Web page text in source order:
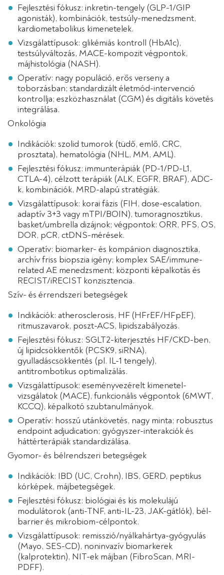
Fejlesztési fókusz: inkretin-tengely (GLP-1/GIP
agonisták), kombinációk, testsúly-menedzsment,
kardiometabolikus kimenetelek.
Vizsgálattípusok: glikémiás kontroll (HbA1c),
testsúlyváltozás, MACE-kompozit végpontok,
májhistológia (NASH).
Operatív: nagy populáció, erős verseny a
toborzásban; standardizált életmód-intervenció
kontrollja; eszközhasználat (CGM) és digitális követés
integrálása.
Onkológia
Indikációk: szolid tumorok (tüdő, emlő, CRC,
prosztata), hematológia (NHL, MM, AML).
Fejlesztési fókusz: immunterápiák (PD-1/PD-L1,
CTLA-4), célzott terápiák (ALK, EGFR, BRAF), ADC-
k, kombinációk, MRD-alapú stratégiák.
Vizsgálattípusok: korai fázis (FIH, dose-escalation,
adaptív 3+3 vagy mTPI/BOIN), tumoragnosztikus,
basket/umbrella dizájnok; végpontok: ORR, PFS, OS,
DOR, pCR, ctDNS-mérések.
Operatív: biomarker- és kompánion diagnosztika,
archív friss biopszia igény; komplex SAE/immune-
related AE menedzsment; központi képalkotás és
RECIST/iRECIST konzisztencia.
Szív- és érrendszeri betegségek
Indikációk: atherosclerosis, HF (HFrEF/HFpEF),
ritmuszavarok, poszt-ACS, lipidszabályozás.
Fejlesztési fókusz: SGLT2-kiterjesztés HF/CKD-ben,
új lipidcsökkentők (PCSK9, siRNA),
gyulladáscsökkentés (pl. IL-1 tengely),
antitrombotikus optimalizálás.
Vizsgálattípusok: eseményvezérelt kimenetel-
vizsgálatok (MACE), funkcionális végpontok (6MWT,
KCCQ), képalkotó szubtanulmányok.
Operatív: hosszú utánkövetés, nagy minta; robusztus
endpoint adjudication; gyógyszer-interakciók és
háttérterápiák standardizálása.
Gyomor- és bélrendszeri betegségek
Indikációk: IBD (UC, Crohn), IBS, GERD, peptikus
kórképek, májbetegségek.
Fejlesztési fókusz: biológiai és kis molekulájú
modulátorok (anti-TNF, anti-IL-23, JAK-gátlók), bél-
barrier és mikrobiom-célpontok.
Vizsgálattípusok: remisszió/nyálkahártya-gyógyulás
(Mayo, SES-CD), noninvazív biomarkerek
(kalprotektin), NIT-ek májban (FibroScan, MRI-
PDFF).